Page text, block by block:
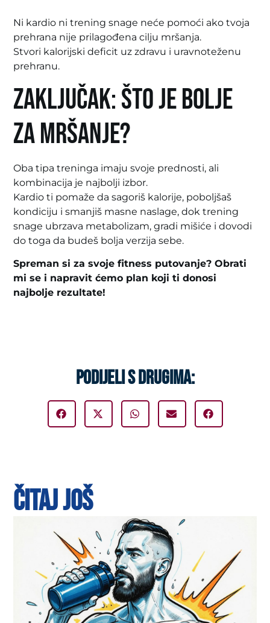
Ni kardio ni trening snage neće pomoći ako tvoja
prehrana nije prilagođena cilju mršanja.
Stvori kalorijski deficit uz zdravu i uravnoteženu
prehranu.
Zaključak: Što je bolje
za mršanje?
Oba tipa treninga imaju svoje prednosti, ali
kombinacija je najbolji izbor.
Kardio ti pomaže da sagoriš kalorije, poboljšaš
kondiciju i smanjiš masne naslage, dok trening
snage ubrzava metabolizam, gradi mišiće i dovodi
do toga da budeš bolja verzija sebe.
Spreman si za svoje fitness putovanje? Obrati
mi se i napravit ćemo plan koji ti donosi
najbolje rezultate!
PODIJELI S DRUGIMA:
ČITAJ JOŠ